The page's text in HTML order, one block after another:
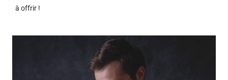
à offrir !